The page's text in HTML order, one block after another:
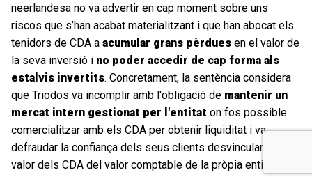
neerlandesa no va advertir en cap moment sobre uns
riscos que s’han acabat materialitzant i que han abocat els
tenidors de CDA a acumular grans pèrdues en el valor de
la seva inversió i no poder accedir de cap forma als
estalvis invertits. Concretament, la sentència considera
que Triodos va incomplir amb l'obligació de mantenir un
mercat intern gestionat per l'entitat on fos possible
comercialitzar amb els CDA per obtenir liquiditat i va
defraudar la confiança dels seus clients desvinculant el
valor dels CDA del valor comptable de la pròpia entitat per